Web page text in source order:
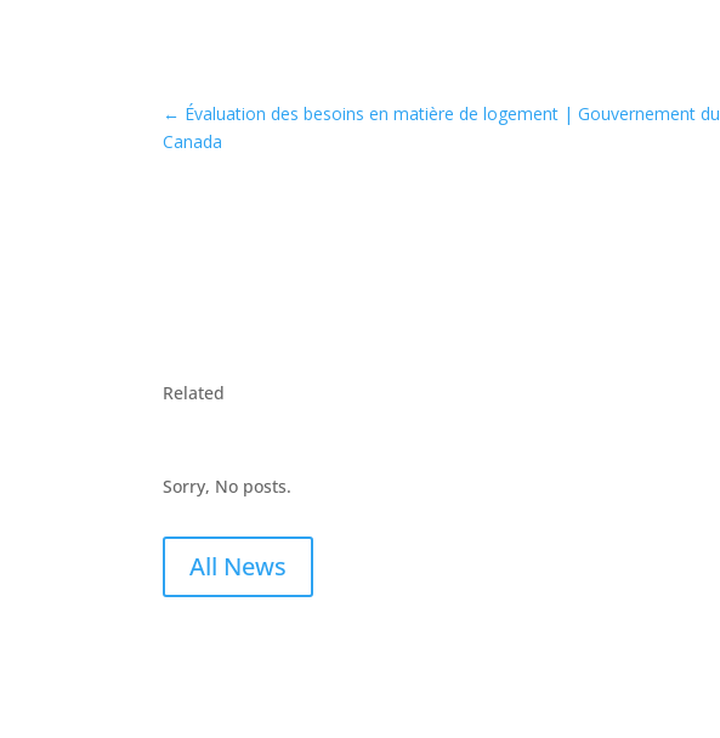
← Évaluation des besoins en matière de logement | Gouvernement du
Canada
Related
Sorry, No posts.
All News